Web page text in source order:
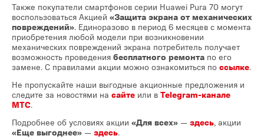
Также покупатели смартфонов серии Huawei Pura 70 могут
воспользоваться Акцией «Защита экрана от механических
повреждений». Единоразово в период 6 месяцев с момента
приобретения любой модели при возникновении
механических повреждений экрана потребитель получает
возможность проведения бесплатного ремонта по его
замене. С правилами акции можно ознакомиться по ссылке.
Не пропускайте наши выгодные акционные предложения и
следите за новостями на сайте или в Telegram-канале
МТС.
Подробнее об условиях акции «Для всех» — здесь, акции
«Еще выгоднее» — здесь.